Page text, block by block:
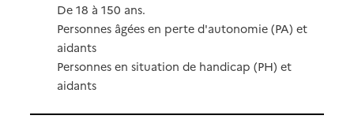
De 18 à 150 ans.
Personnes âgées en perte d'autonomie (PA) et
aidants
Personnes en situation de handicap (PH) et
aidants